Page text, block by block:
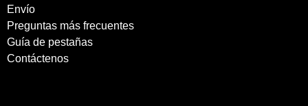
Envío
Preguntas más frecuentes
Guía de pestañas
Contáctenos